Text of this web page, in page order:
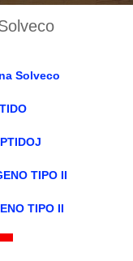
Solveco
TIPO II
TIPO II